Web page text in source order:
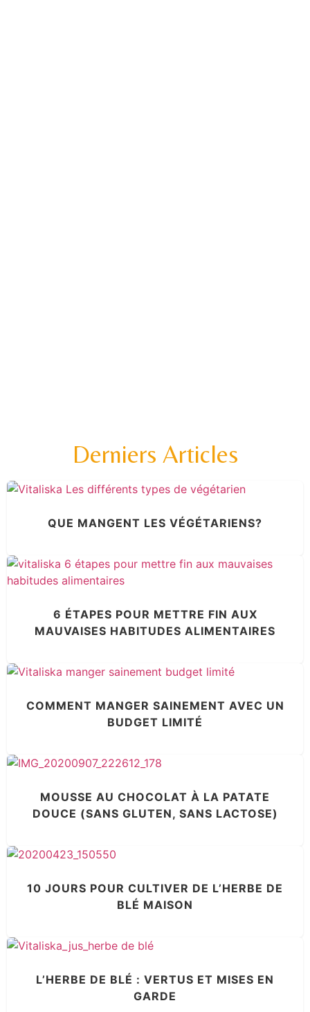
Derniers Articles
QUE MANGENT LES VÉGÉTARIENS?
6 ÉTAPES POUR METTRE FIN AUX
MAUVAISES HABITUDES ALIMENTAIRES
COMMENT MANGER SAINEMENT AVEC UN
BUDGET LIMITÉ
MOUSSE AU CHOCOLAT À LA PATATE
DOUCE (SANS GLUTEN, SANS LACTOSE)
10 JOURS POUR CULTIVER DE L’HERBE DE
BLÉ MAISON
L’HERBE DE BLÉ : VERTUS ET MISES EN
GARDE